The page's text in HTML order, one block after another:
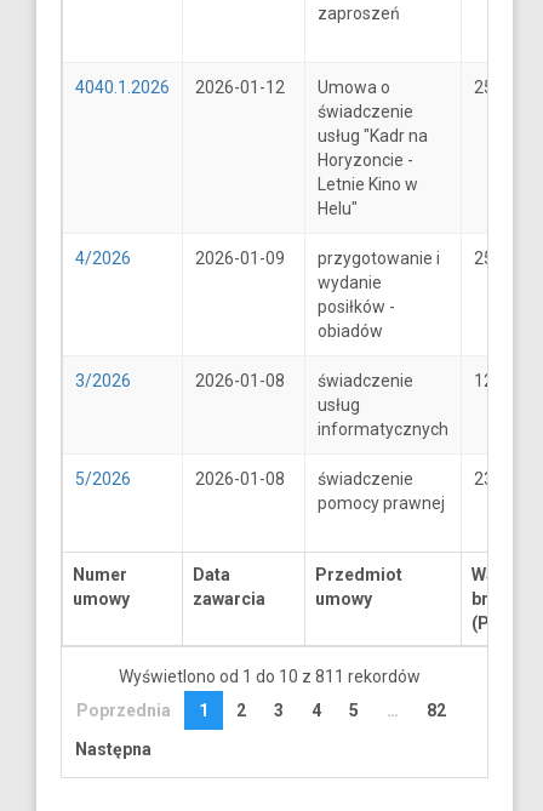
Numer
umowy
Data
zawarcia
Przedmiot
umowy
Wartość
brutto
(PLN)
zaproszeń
4040.1.2026 2026-01-12
Umowa o
świadczenie
usług "Kadr na
Horyzoncie -
Letnie Kino w
Helu"
25600
4/2026 2026-01-09
przygotowanie i
wydanie
posiłków -
obiadów
25
3/2026 2026-01-08
świadczenie
usług
informatycznych
1250
5/2026 2026-01-08
świadczenie
pomocy prawnej
2300
Wyświetlono od 1 do 10 z 811 rekordów
Poprzednia
1 2 3 4 5 …
82
Następna